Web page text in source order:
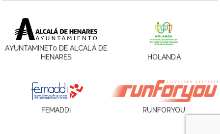
AYUNTAMINET0 DE ALCALÁ DE
HENARES
HOLANDA
FEMADDI RUNFORYOU